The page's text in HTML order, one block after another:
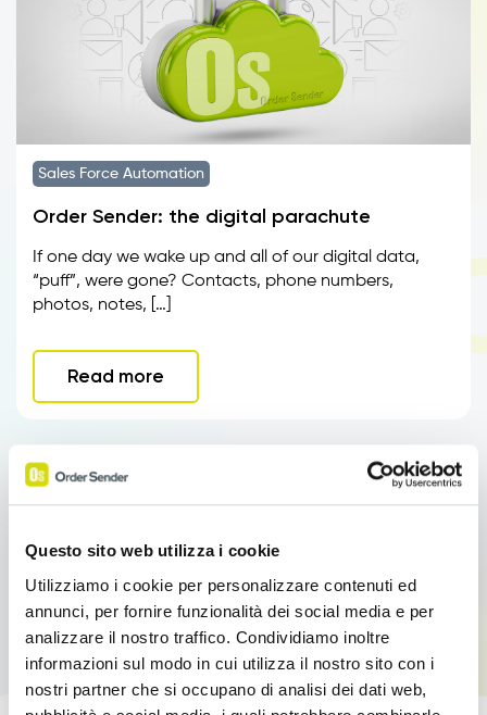
Questo sito web utilizza i cookie
Utilizziamo i cookie per personalizzare contenuti ed
annunci, per fornire funzionalità dei social media e per
analizzare il nostro traffico. Condividiamo inoltre
informazioni sul modo in cui utilizza il nostro sito con i
nostri partner che si occupano di analisi dei dati web,
Sales Force Automation
Order Sender: the digital parachute
If one day we wake up and all of our digital data,
“puff”, were gone? Contacts, phone numbers,
photos, notes, […]
Read more